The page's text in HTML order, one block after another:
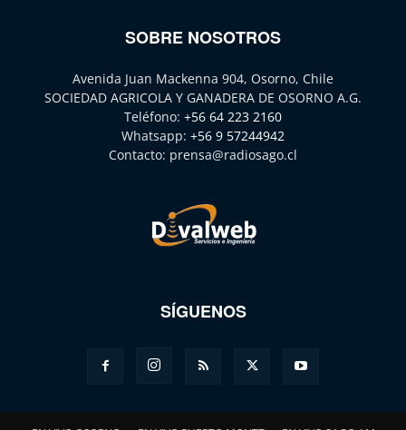
SOBRE NOSOTROS
Avenida Juan Mackenna 904, Osorno, Chile
SOCIEDAD AGRICOLA Y GANADERA DE OSORNO A.G.
Teléfono: +56 64 223 2160
Whatsapp: +56 9 57244942
Contacto: prensa@radiosago.cl
SÍGUENOS